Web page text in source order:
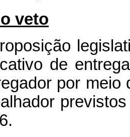
veto
de
por meio